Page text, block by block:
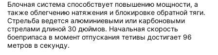
Блочная система способствует повышению мощности, а
также облегчению натяжения и блокировке обратной тяги.
Стрельба ведется алюминиевыми или карбоновыми
стрелами длиной 30 дюймов. Начальная скорость
боеприпаса в момент отпускания тетивы достигает 96
метров в секунду.